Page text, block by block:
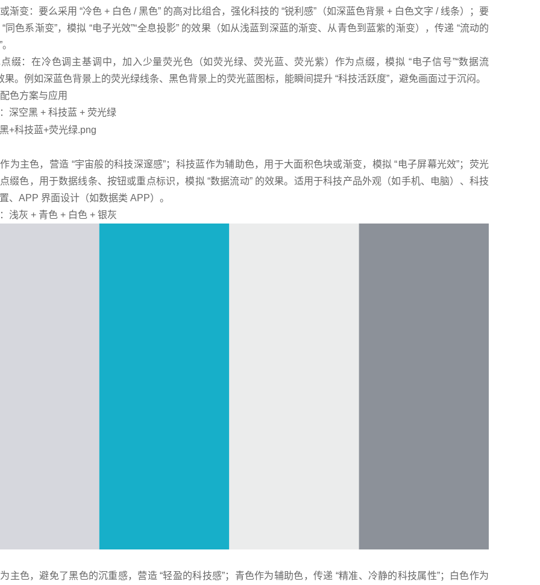
渐变：要么采用 “冷色 + 白色 / 黑色” 的高对比组合，强化科技的 “锐利感”（如深蓝色背景 + 白色文字 / 线条）；要
同色系渐变”，模拟 “电子光效”“全息投影” 的效果（如从浅蓝到深蓝的渐变、从青色到蓝紫的渐变），传递 “流动的
缀：在冷色调主基调中，加入少量荧光色（如荧光绿、荧光蓝、荧光紫）作为点缀，模拟 “电子信号”“数据流
果。例如深蓝色背景上的荧光绿线条、黑色背景上的荧光蓝图标，能瞬间提升 “科技活跃度”，避免画面过于沉闷。
色方案与应用
深空黑 + 科技蓝 + 荧光绿
为主色，营造 “宇宙般的科技深邃感”；科技蓝作为辅助色，用于大面积色块或渐变，模拟 “电子屏幕光效”；荧光
缀色，用于数据线条、按钮或重点标识，模拟 “数据流动” 的效果。适用于科技产品外观（如手机、电脑）、科技
、APP 界面设计（如数据类 APP）。
浅灰 + 青色 + 白色 + 银灰
主色，避免了黑色的沉重感，营造 “轻盈的科技感”；青色作为辅助色，传递 “精准、冷静的科技属性”；白色作为